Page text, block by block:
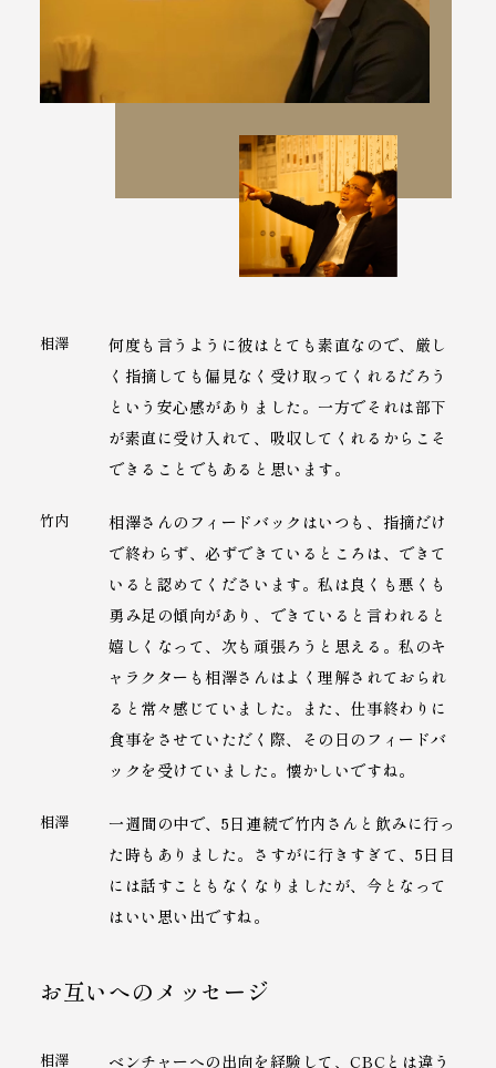
相澤
何度も言うように彼はとても素直なので、厳し
く指摘しても偏見なく受け取ってくれるだろう
という安心感がありました。一方でそれは部下
が素直に受け入れて、吸収してくれるからこそ
できることでもあると思います。
竹内
相澤さんのフィードバックはいつも、指摘だけ
で終わらず、必ずできているところは、できて
いると認めてくださいます。私は良くも悪くも
勇み足の傾向があり、できていると言われると
嬉しくなって、次も頑張ろうと思える。私のキ
ャラクターも相澤さんはよく理解されておられ
ると常々感じていました。また、仕事終わりに
食事をさせていただく際、その日のフィードバ
ックを受けていました。懐かしいですね。
相澤
一週間の中で、5日連続で竹内さんと飲みに行っ
た時もありました。さすがに行きすぎて、5日目
には話すこともなくなりましたが、今となって
はいい思い出ですね。
お互いへのメッセージ
相澤 ベンチャーへの出向を経験して、CBCとは違う